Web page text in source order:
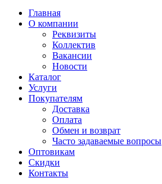
Главная
О компании
Реквизиты
Коллектив
Вакансии
Новости
Каталог
Услуги
Покупателям
Доставка
Оплата
Обмен и возврат
Часто задаваемые вопросы
Оптовикам
Скидки
Контакты